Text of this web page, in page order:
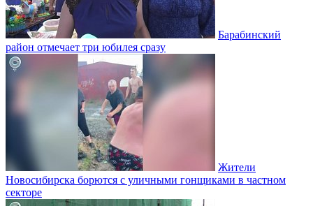
Барабинский
район отмечает три юбилея сразу
Жители
Новосибирска борются с уличными гонщиками в частном
секторе